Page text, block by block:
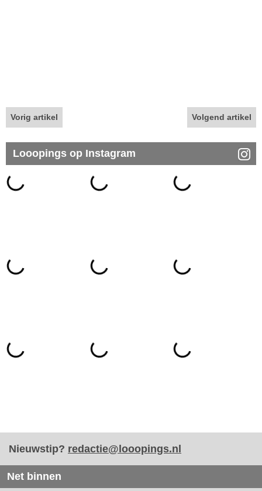
Vorig artikel Volgend artikel
Looopings op Instagram
Nieuwstip? redactie@looopings.nl
Net binnen